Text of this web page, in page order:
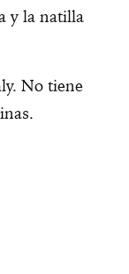
y la natilla
No tiene